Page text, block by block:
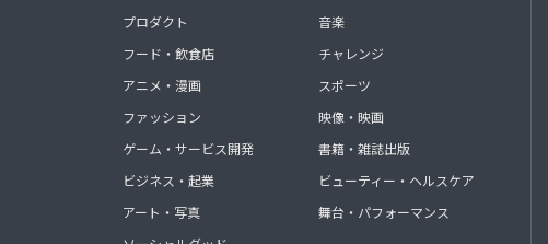
プロダクト
フード・飲食店
アニメ・漫画
ファッション
ゲーム・サービス開発
ビジネス・起業
アート・写真
音楽
チャレンジ
スポーツ
映像・映画
書籍・雑誌出版
ビューティー・ヘルスケア
舞台・パフォーマンス